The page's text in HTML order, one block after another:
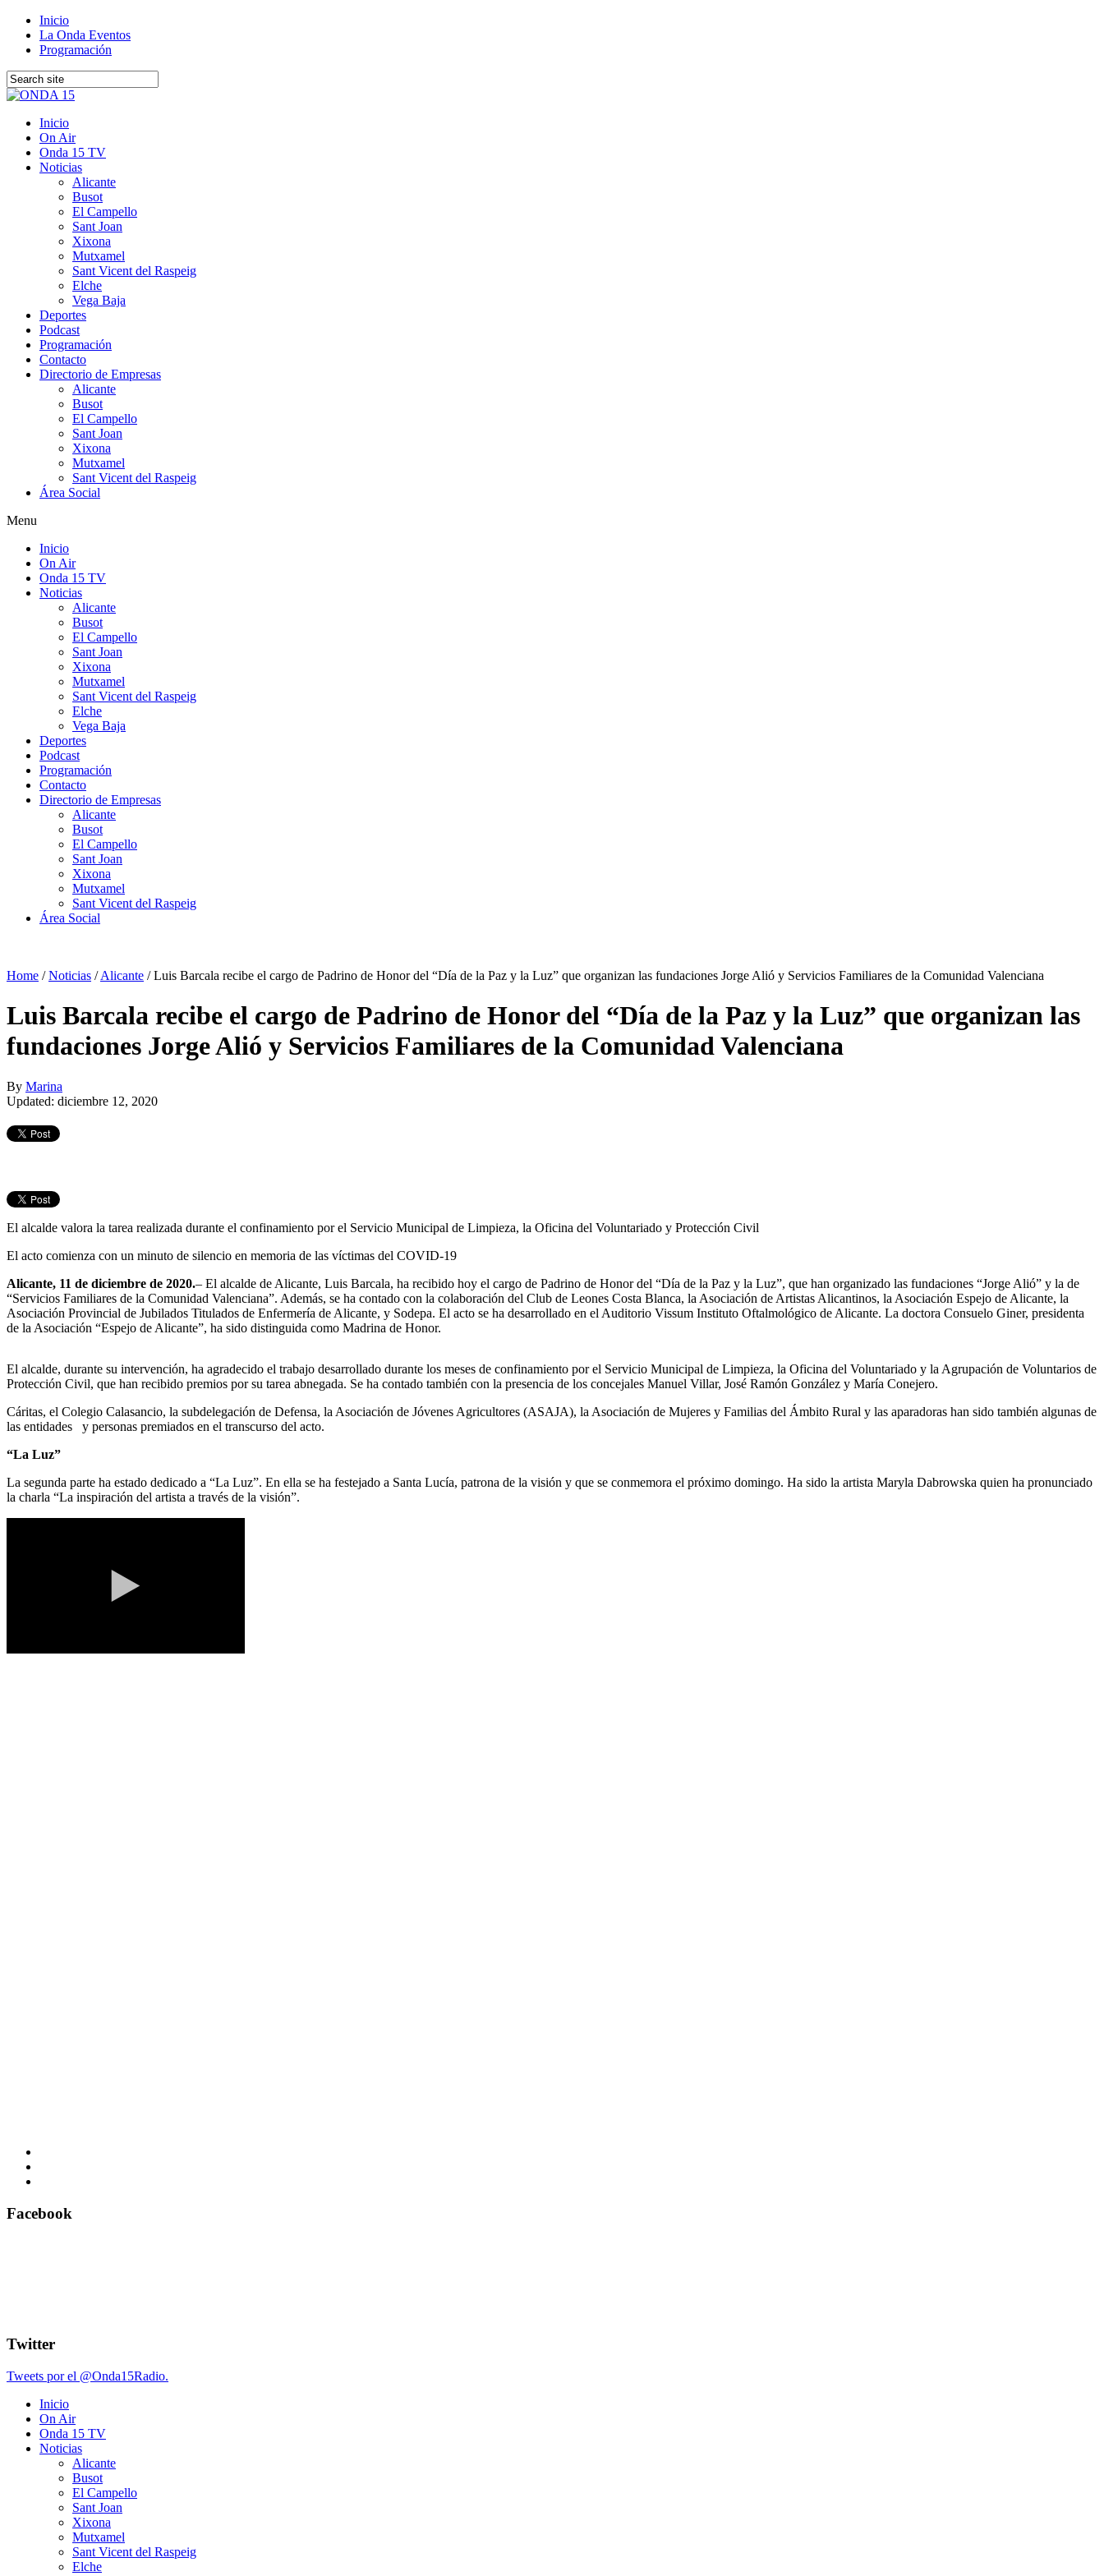
Inicio
La Onda Eventos
Programación
Inicio
On Air
Onda 15 TV
Noticias
Alicante
Busot
El Campello
Sant Joan
Xixona
Mutxamel
Sant Vicent del Raspeig
Elche
Vega Baja
Deportes
Podcast
Programación
Contacto
Directorio de Empresas
Alicante
Busot
El Campello
Sant Joan
Xixona
Mutxamel
Sant Vicent del Raspeig
Área Social
Menu
Inicio
On Air
Onda 15 TV
Noticias
Alicante
Busot
El Campello
Sant Joan
Xixona
Mutxamel
Sant Vicent del Raspeig
Elche
Vega Baja
Deportes
Podcast
Programación
Contacto
Directorio de Empresas
Alicante
Busot
El Campello
Sant Joan
Xixona
Mutxamel
Sant Vicent del Raspeig
Área Social
Home /Noticias /Alicante /Luis Barcala recibe el cargo de Padrino de Honor del “Día de la Paz y la Luz” que organizan las fundaciones Jorge Alió y Servicios Familiares de la Comunidad Valenciana
Luis Barcala recibe el cargo de Padrino de Honor del “Día de la Paz y la Luz” que organizan las
fundaciones Jorge Alió y Servicios Familiares de la Comunidad Valenciana
By Marina
Updated: diciembre 12, 2020
El alcalde valora la tarea realizada durante el confinamiento por el Servicio Municipal de Limpieza, la Oficina del Voluntariado y Protección Civil
El acto comienza con un minuto de silencio en memoria de las víctimas del COVID-19
Alicante, 11 de diciembre de 2020.– El alcalde de Alicante, Luis Barcala, ha recibido hoy el cargo de Padrino de Honor del “Día de la Paz y la Luz”, que han organizado las fundaciones “Jorge Alió” y la de
“Servicios Familiares de la Comunidad Valenciana”. Además, se ha contado con la colaboración del Club de Leones Costa Blanca, la Asociación de Artistas Alicantinos, la Asociación Espejo de Alicante, la
Asociación Provincial de Jubilados Titulados de Enfermería de Alicante, y Sodepa. El acto se ha desarrollado en el Auditorio Vissum Instituto Oftalmológico de Alicante. La doctora Consuelo Giner, presidenta
de la Asociación “Espejo de Alicante”, ha sido distinguida como Madrina de Honor.
El alcalde, durante su intervención, ha agradecido el trabajo desarrollado durante los meses de confinamiento por el Servicio Municipal de Limpieza, la Oficina del Voluntariado y la Agrupación de Voluntarios de
Protección Civil, que han recibido premios por su tarea abnegada. Se ha contado también con la presencia de los concejales Manuel Villar, José Ramón González y María Conejero.
Cáritas, el Colegio Calasancio, la subdelegación de Defensa, la Asociación de Jóvenes Agricultores (ASAJA), la Asociación de Mujeres y Familias del Ámbito Rural y las aparadoras han sido también algunas de
las entidades y personas premiados en el transcurso del acto.
“La Luz”
La segunda parte ha estado dedicado a “La Luz”. En ella se ha festejado a Santa Lucía, patrona de la visión y que se conmemora el próximo domingo. Ha sido la artista Maryla Dabrowska quien ha pronunciado
la charla “La inspiración del artista a través de la visión”.
Facebook
Twitter
Tweets por el @Onda15Radio.
Inicio
On Air
Onda 15 TV
Noticias
Alicante
Busot
El Campello
Sant Joan
Xixona
Mutxamel
Sant Vicent del Raspeig
Elche